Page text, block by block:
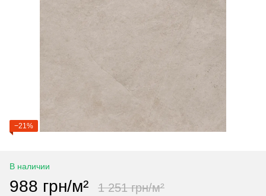
−21%
В наличии
988 грн/м² 1 251 грн/м²